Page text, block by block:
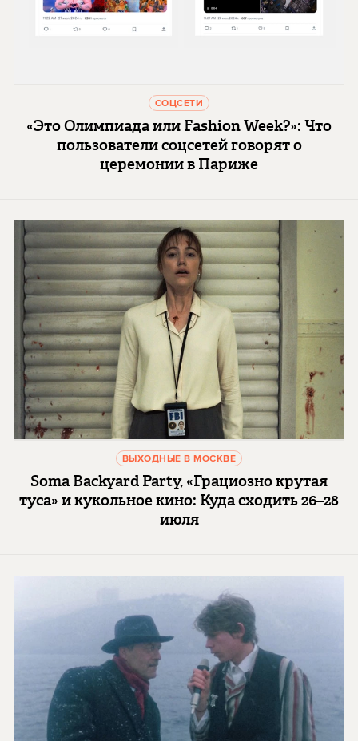
СОЦСЕТИ
«Это Олимпиада или Fashion Week?»: Что
пользователи соцсетей говорят о
церемонии в Париже
ВЫХОДНЫЕ В МОСКВЕ
Soma Backyard Party, «Грациозно крутая
туса» и кукольное кино: Куда сходить 26–28
июля